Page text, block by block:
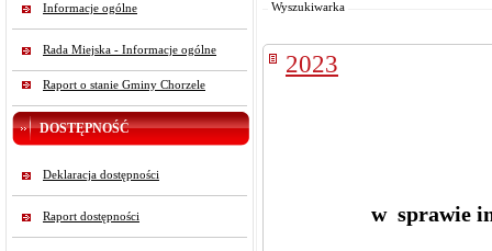
Informacje ogólne
Rada Miejska - Informacje ogólne
Raport o stanie Gminy Chorzele
DOSTĘPNOŚĆ
Deklaracja dostępności
Raport dostępności
Wyszukiwarka
2023
w sprawie